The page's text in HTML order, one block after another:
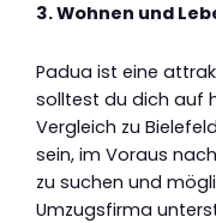
3. Wohnen und
Padua ist eine
solltest du dich auf
Vergleich zu
sein, im Voraus
zu suchen und
Umzugsfirma